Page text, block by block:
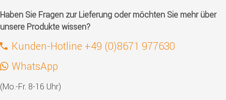
Haben Sie Fragen zur Lieferung oder möchten Sie mehr über
unsere Produkte wissen?
Kunden-Hotline +49 (0)8671 977630
WhatsApp
(Mo.-Fr. 8-16 Uhr)